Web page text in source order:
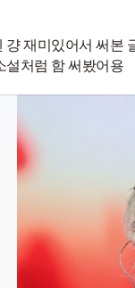
걍 재미있어서 써본